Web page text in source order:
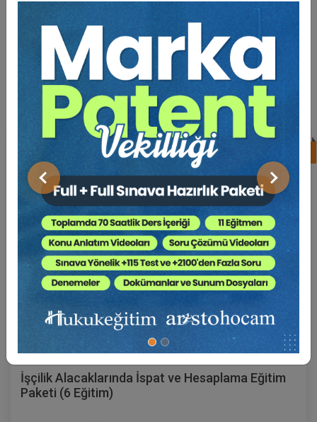
Önceki Sonraki
BENZER EĞITIMLER
Süper Abone Ol: Sadece 1290 TL / Aylık
Av. Ahmet EVCİMEN
Sertifika Tekrar İzle Ekli Dosya
İşçilik Alacaklarında İspat ve Hesaplama Eğitim
Paketi (6 Eğitim)